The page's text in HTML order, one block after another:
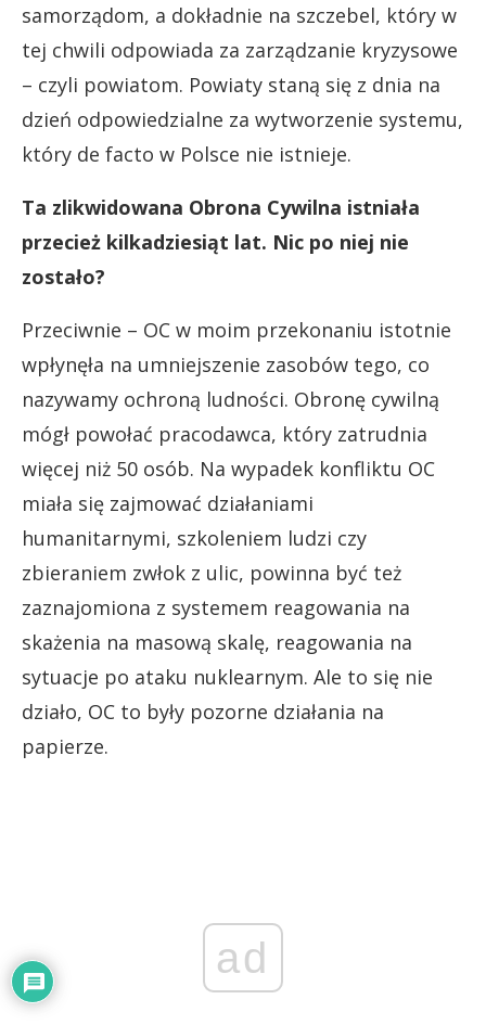
samorządom, a dokładnie na szczebel, który w
tej chwili odpowiada za zarządzanie kryzysowe
– czyli powiatom. Powiaty staną się z dnia na
dzień odpowiedzialne za wytworzenie systemu,
który de facto w Polsce nie istnieje.
Ta zlikwidowana Obrona Cywilna istniała
przecież kilkadziesiąt lat. Nic po niej nie
zostało?
Przeciwnie – OC w moim przekonaniu istotnie
wpłynęła na umniejszenie zasobów tego, co
nazywamy ochroną ludności. Obronę cywilną
mógł powołać pracodawca, który zatrudnia
więcej niż 50 osób. Na wypadek konfliktu OC
miała się zajmować działaniami
humanitarnymi, szkoleniem ludzi czy
zbieraniem zwłok z ulic, powinna być też
zaznajomiona z systemem reagowania na
skażenia na masową skalę, reagowania na
sytuacje po ataku nuklearnym. Ale to się nie
działo, OC to były pozorne działania na
papierze.
ad